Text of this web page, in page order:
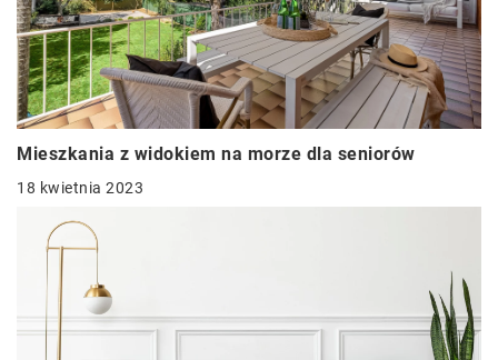
Mieszkania z widokiem na morze dla seniorów
18 kwietnia 2023